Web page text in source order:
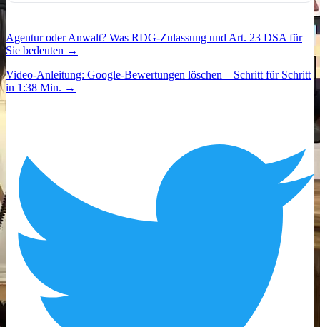
Agentur oder Anwalt? Was RDG-Zulassung und Art. 23 DSA für
Sie bedeuten →
Video-Anleitung: Google-Bewertungen löschen – Schritt für Schritt
in 1:38 Min. →